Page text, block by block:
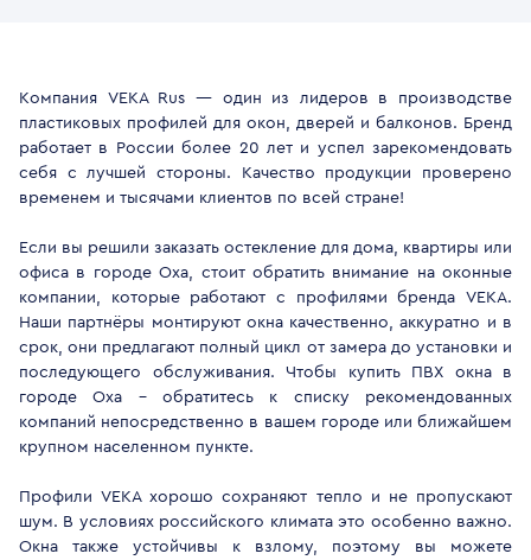
Компания VEKA Rus — один из лидеров в производстве
пластиковых профилей для окон, дверей и балконов. Бренд
работает в России более 20 лет и успел зарекомендовать
себя с лучшей стороны. Качество продукции проверено
временем и тысячами клиентов по всей стране!
Если вы решили заказать остекление для дома, квартиры или
офиса в городе Оха, стоит обратить внимание на оконные
компании, которые работают с профилями бренда VEKA.
Наши партнёры монтируют окна качественно, аккуратно и в
срок, они предлагают полный цикл от замера до установки и
последующего обслуживания. Чтобы купить ПВХ окна в
городе Оха - обратитесь к списку рекомендованных
компаний непосредственно в вашем городе или ближайшем
крупном населенном пункте.
Профили VEKA хорошо сохраняют тепло и не пропускают
шум. В условиях российского климата это особенно важно.
Окна также устойчивы к взлому, поэтому вы можете